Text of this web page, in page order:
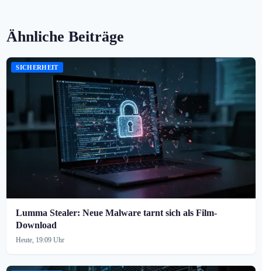
Ähnliche Beiträge
SICHERHEIT
Lumma Stealer: Neue Malware tarnt sich als Film-
Download
Heute, 19:09 Uhr